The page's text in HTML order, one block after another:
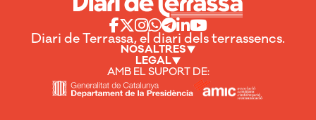
Diari de Terrassa, el diari dels terrassencs.
NOSALTRES
LEGAL
AMB EL SUPORT DE: